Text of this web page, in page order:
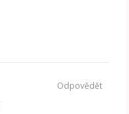
Odpovědět